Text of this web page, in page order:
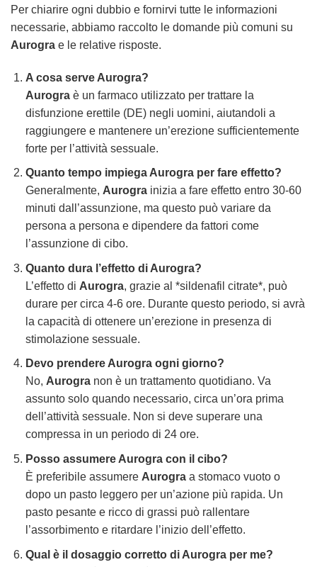
Per chiarire ogni dubbio e fornirvi tutte le informazioni
necessarie, abbiamo raccolto le domande più comuni su
Aurogra e le relative risposte.
A cosa serve Aurogra?
Aurograè un farmaco utilizzato per trattare la
disfunzione erettile (DE) negli uomini, aiutandoli a
raggiungere e mantenere un’erezione sufficientemente
forte per l’attività sessuale.
Quanto tempo impiega Aurogra per fare effetto?
Generalmente, Aurograinizia a fare effetto entro 30-60
minuti dall’assunzione, ma questo può variare da
persona a persona e dipendere da fattori come
l’assunzione di cibo.
Quanto dura l’effetto di Aurogra?
L’effetto di Aurogra, grazie al *sildenafil citrate*, può
durare per circa 4-6 ore. Durante questo periodo, si avrà
la capacità di ottenere un’erezione in presenza di
stimolazione sessuale.
Devo prendere Aurogra ogni giorno?
No, Aurogranon è un trattamento quotidiano. Va
assunto solo quando necessario, circa un’ora prima
dell’attività sessuale. Non si deve superare una
compressa in un periodo di 24 ore.
Posso assumere Aurogra con il cibo?
È preferibile assumere Aurograa stomaco vuoto o
dopo un pasto leggero per un’azione più rapida. Un
pasto pesante e ricco di grassi può rallentare
l’assorbimento e ritardare l’inizio dell’effetto.
Qual è il dosaggio corretto di Aurogra per me?